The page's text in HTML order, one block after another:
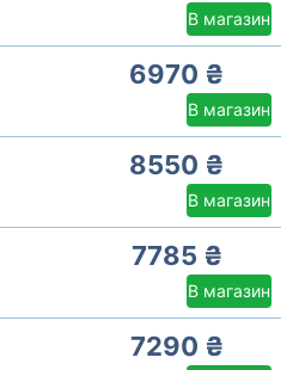
В магазин
6970 ₴
В магазин
8550 ₴
В магазин
7785 ₴
В магазин
7290 ₴